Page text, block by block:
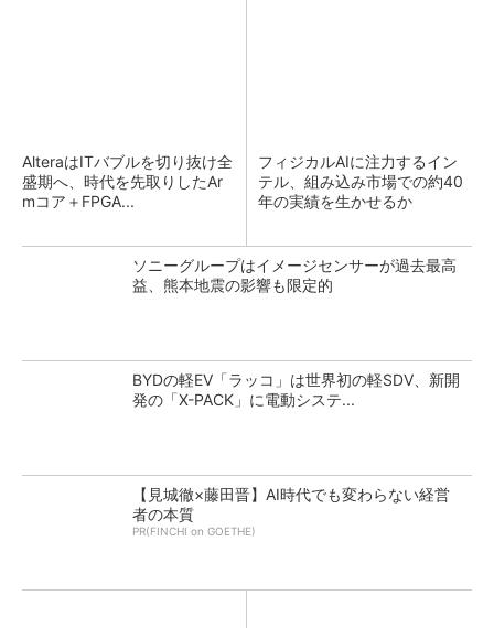
AlteraはITバブルを切り抜け全
盛期へ、時代を先取りしたAr
mコア＋FPGA...
フィジカルAIに注力するイン
テル、組み込み市場での約40
年の実績を生かせるか
ソニーグループはイメージセンサーが過去最高
益、熊本地震の影響も限定的
BYDの軽EV「ラッコ」は世界初の軽SDV、新開
発の「X-PACK」に電動システ...
【見城徹×藤田晋】AI時代でも変わらない経営
者の本質
PR(FINCHI on GOETHE)